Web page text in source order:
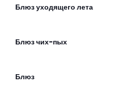
Блюз уходящего лета
Блюз чих-пых
Блюз